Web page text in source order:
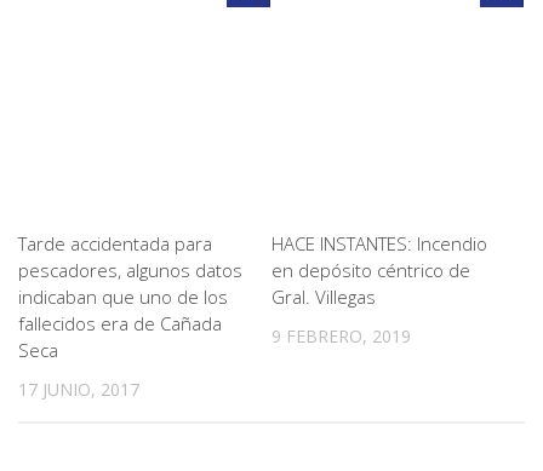
Tarde accidentada para
pescadores, algunos datos
indicaban que uno de los
fallecidos era de Cañada
Seca
17 JUNIO, 2017
HACE INSTANTES: Incendio
en depósito céntrico de
Gral. Villegas
9 FEBRERO, 2019